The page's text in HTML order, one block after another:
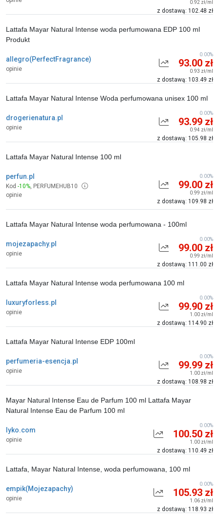
0.92 zł/ml
z dostawą: 102.48 zł
allegro(PerfectFragrance)
opinie
Lattafa Mayar Natural Intense woda perfumowana EDP 100 ml
Produkt
93.00 zł
0.93 zł/ml
z dostawą: 103.49 zł
0.00%
drogerienatura.pl
opinie
Lattafa Mayar Natural Intense Woda perfumowana unisex 100 ml
93.99 zł
0.94 zł/ml
z dostawą: 105.98 zł
0.00%
perfun.pl
Kod -10%, PERFUMEHUB10
opinie
Lattafa Mayar Natural Intense 100 ml
99.00 zł
0.99 zł/ml
z dostawą: 109.98 zł
0.00%
mojezapachy.pl
opinie
Lattafa Mayar Natural Intense woda perfumowana - 100ml
99.00 zł
0.99 zł/ml
z dostawą: 111.00 zł
0.00%
luxuryforless.pl
opinie
Lattafa Mayar Natural Intense woda perfumowana 100 ml
99.90 zł
1.00 zł/ml
z dostawą: 114.90 zł
0.00%
perfumeria-esencja.pl
opinie
Lattafa Mayar Natural Intense EDP 100ml
99.99 zł
1.00 zł/ml
z dostawą: 108.98 zł
0.00%
lyko.com
opinie
Mayar Natural Intense Eau de Parfum 100 ml Lattafa Mayar
Natural Intense Eau de Parfum 100 ml
100.50 zł
1.00 zł/ml
z dostawą: 110.49 zł
0.00%
empik(Mojezapachy)
opinie
Lattafa, Mayar Natural Intense, woda perfumowana, 100 ml
105.93 zł
1.06 zł/ml
z dostawą: 118.93 zł
0.00%